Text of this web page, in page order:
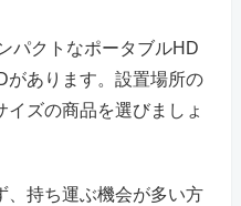
パクトなポータブルHD
があります。設置場所の
ズの商品を選びましょ
、持ち運ぶ機会が多い方